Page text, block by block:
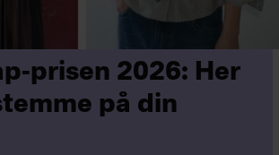
prisen 2026: Her
på din